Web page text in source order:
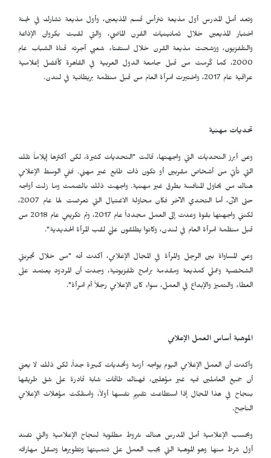
وتعد أمل المدرس أول مذيعة تترأس قسم المذيعين، وأول مذيعة تشارك في لجنة
اختبار المذيعين خلال ثمانينيات القرن الماضي، والتي لقبت بكروان الإذاعة
والتلفزيون، ورُشحت مذيعة القرن خلال استفتاء شعبي أجرته قناة الشباب عام
2000، كما كُرمت من قبل جامعة الدول العربية في القاهرة كأفضل إعلامية
عراقية عام 2017، واختيرت امرأة العام من قبل منظمة بريطانية في لندن.
تحديات مهنية
وعن أبرز التحديات التي واجهتها، قالت "التحديات كثيرة، لكن أكثرها إيلاماً تلك
التي تأتي من أشخاص مقربين أو تكون ذات طابع غير مهني. ففي الوسط الإعلامي
هناك من يحاول المنافسة بطرق غير مهنية. واجهت ذلك بالصمت وما زلت أواجه
حتى الآن، أما التحدي الآخر فكان محاولة الاغتيال التي تعرضت لها عام 2007،
لكنني واجهتها بقوة وعدت إلى العمل مجدداً عام 2017، وتم تكريمي عام 2018 من
قبل منظمة امرأة العام في لندن، وكانوا يطلقون عليّ لقب المرأة الحديدية".
وعن المساواة بين الرجل والمرأة في المجال الإعلامي، أكدت أنه "من خلال تجربتي
الشخصية وعملي كمذيعة ومقدمة برامج تلفزيونية، وجدت أن المردود يعتمد على
العطاء والتميز والإبداع في العمل، سواء كان الإعلامي رجلاً أم امرأة".
الموهبة أساس العمل الإعلامي
وأكدت أن العمل الإعلامي اليوم يواجه أزمة وتحديات كبيرة جداً، لكن ذلك لا يعني
أن جميع العاملين فيه غير مؤهلين، فهناك طاقات شابة قادرة على شق طريقها
بنجاح في هذا المجال إذا استطاعت تقييم نفسها أولاً، وامتلكت مؤهلات الإعلامي
الناجح.
وبحسب الإعلامية أمل المدرس هناك شروط مطلوبة لنجاح الإعلامية والتي تفند
أول شرط منها وهو الموهبة التي يجب العمل على تنميتها وتطويرها وصقل مهاراته